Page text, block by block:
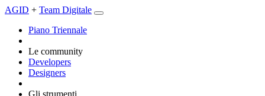
AGID + Team Digitale
Piano Triennale
Le community
Developers
Designers
Gli strumenti